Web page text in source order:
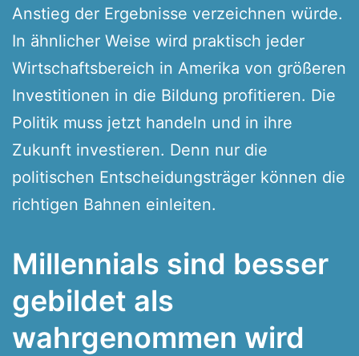
Anstieg der Ergebnisse verzeichnen würde.
In ähnlicher Weise wird praktisch jeder
Wirtschaftsbereich in Amerika von größeren
Investitionen in die Bildung profitieren. Die
Politik muss jetzt handeln und in ihre
Zukunft investieren. Denn nur die
politischen Entscheidungsträger können die
richtigen Bahnen einleiten.
Millennials sind besser
gebildet als
wahrgenommen wird